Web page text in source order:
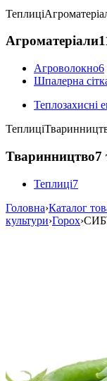
Теплиці
Агроматеріали
Агроволокно6
Шпалерна
Теплозахисні
Теплиці
Тваринництво7
Теплиці7
Головна›Каталог
культури›Горох›